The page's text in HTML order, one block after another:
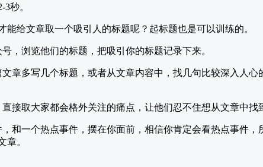
秒。
能给文章取一个吸引人的标题呢？起标题也是可以训练的。
，浏览他们的标题，把吸引你的标题记录下来。
章多写几个标题，或者从文章内容中，找几句比较深入人
接取大家都会格外关注的痛点，让他们忍不住想从文章中找
和一个热点事件，摆在你面前，相信你肯定会看热点事件
章。